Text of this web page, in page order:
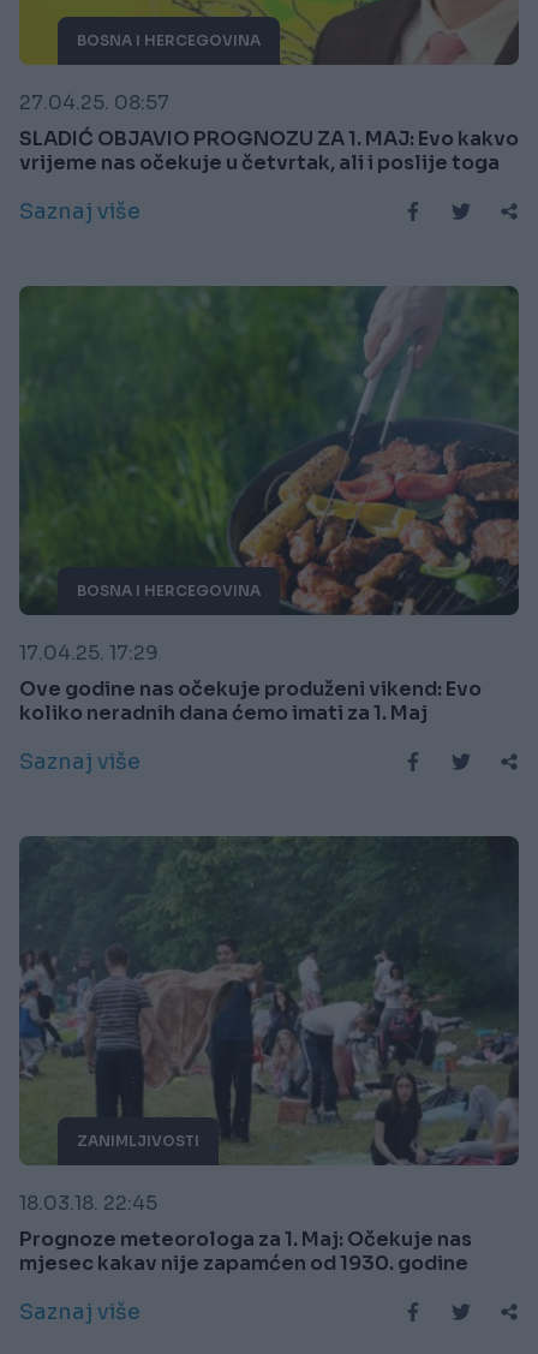
BOSNA I HERCEGOVINA
27.04.25. 08:57
SLADIĆ OBJAVIO PROGNOZU ZA 1. MAJ: Evo kakvo
vrijeme nas očekuje u četvrtak, ali i poslije toga
Saznaj više
BOSNA I HERCEGOVINA
17.04.25. 17:29
Ove godine nas očekuje produženi vikend: Evo
koliko neradnih dana ćemo imati za 1. Maj
Saznaj više
ZANIMLJIVOSTI
18.03.18. 22:45
Prognoze meteorologa za 1. Maj: Očekuje nas
mjesec kakav nije zapamćen od 1930. godine
Saznaj više